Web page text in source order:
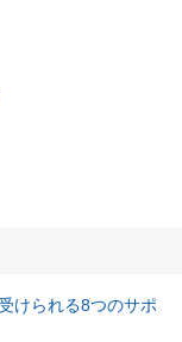
けられる8つのサポ